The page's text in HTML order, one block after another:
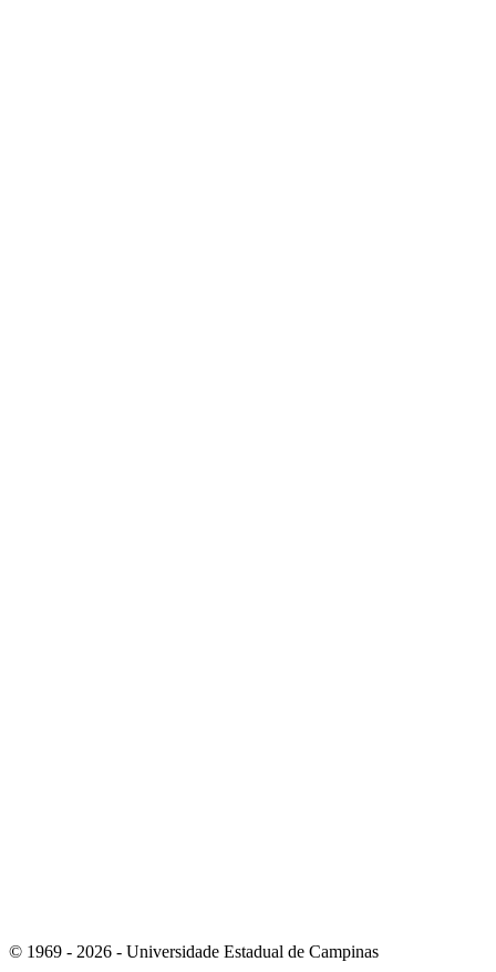
© 1969 - 2026 - Universidade Estadual de Campinas